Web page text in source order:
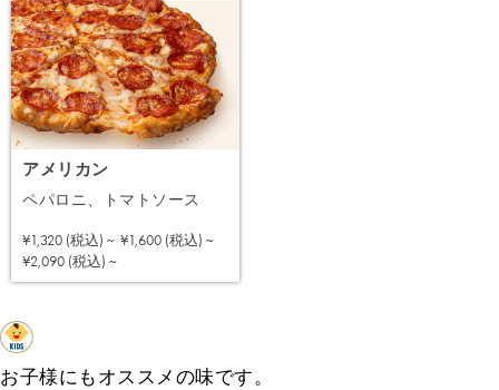
アメリカン
ペパロニ、トマトソース
¥1,320 (税込) ~ ¥1,600 (税込) ~
¥2,090 (税込) ~
お子様にもオススメの味です。